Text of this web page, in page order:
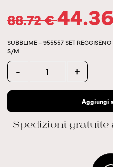
88.72€44.36
SUBBLIME – 955557 SET
S/M
Quantity
- +
Aggiungi
Spedizioni gratuite